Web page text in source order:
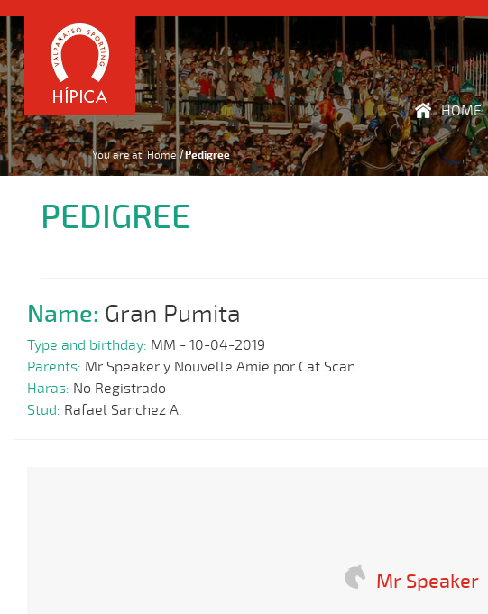
HOME
You are at: Home Pedigree
PEDIGREE
Name: Gran Pumita
Type and birthday: MM - 10-04-2019
Parents: Mr Speaker y Nouvelle Amie por Cat Scan
Haras: No Registrado
Stud: Rafael Sanchez A.
Mr Speaker